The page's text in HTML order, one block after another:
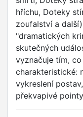
hříchu, Doteky
zoufalství a
"dramatických
skutečných
vyznačuje tím,
charakteristické:
vykreslení
překvapivé